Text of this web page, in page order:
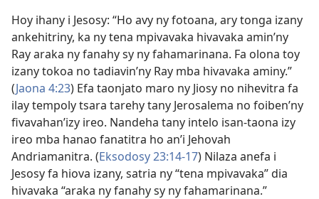
Hoy ihany i Jesosy: “Ho avy ny fotoana, ary tonga izany
ankehitriny, ka ny tena mpivavaka hivavaka amin’ny
Ray araka ny fanahy sy ny fahamarinana. Fa olona toy
izany tokoa no tadiavin’ny Ray mba hivavaka aminy.”
(Jaona 4:23) Efa taonjato maro ny Jiosy no nihevitra fa
ilay tempoly tsara tarehy tany Jerosalema no foiben’ny
fivavahan’izy ireo. Nandeha tany intelo isan-taona izy
ireo mba hanao fanatitra ho an’i Jehovah
Andriamanitra. (Eksodosy 23:14-17) Nilaza anefa i
Jesosy fa hiova izany, satria ny “tena mpivavaka” dia
hivavaka “araka ny fanahy sy ny fahamarinana.”